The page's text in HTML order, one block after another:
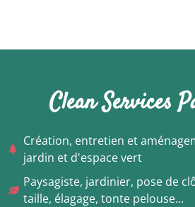
Clean Services
Création, entretien et
jardin et d'espace vert
Paysagiste, jardinier, pose de
taille, élagage, tonte pelouse...